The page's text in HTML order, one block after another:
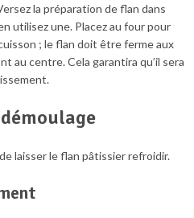
la préparation de flan dans
utilisez une. Placez au four pour
; le flan doit être ferme aux
au centre. Cela garantira qu’il sera
laisser le flan pâtissier refroidir.